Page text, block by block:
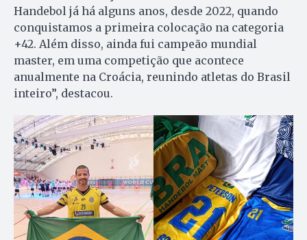
Handebol já há alguns anos, desde 2022, quando
conquistamos a primeira colocação na categoria
+42. Além disso, ainda fui campeão mundial
master, em uma competição que acontece
anualmente na Croácia, reunindo atletas do Brasil
inteiro”, destacou.